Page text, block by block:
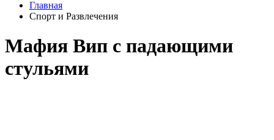
Главная
Спорт и Развлечения
Мафия Вип с падающими
стульями